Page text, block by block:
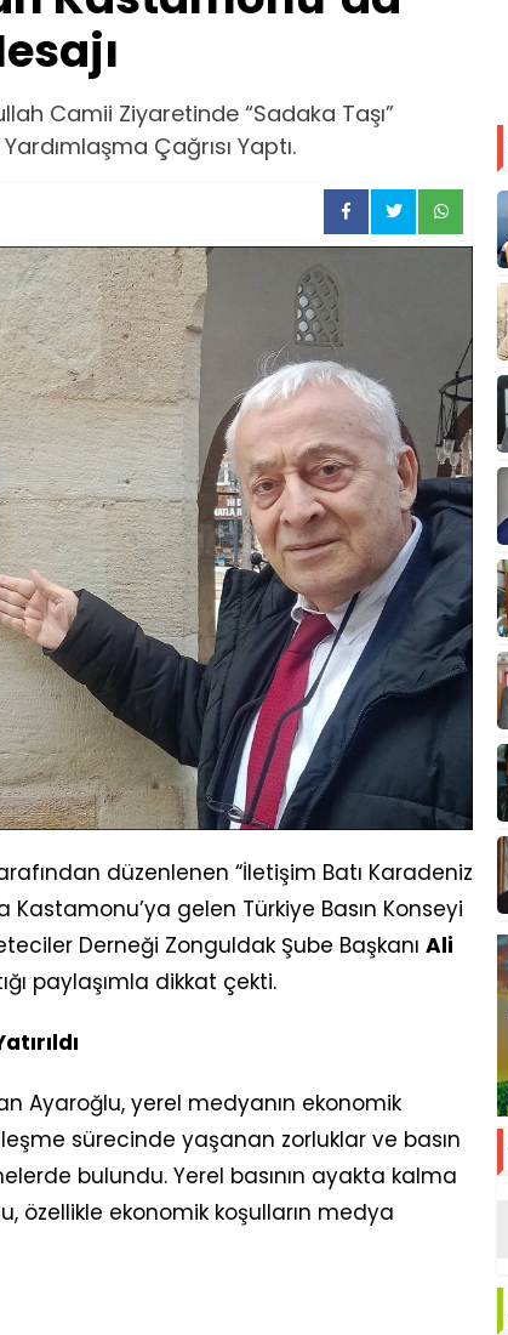
Camii Ziyaretinde “Sadaka Taşı”
Çağrısı Yaptı.
düzenlenen “İletişim Batı Karadeniz
Kastamonu’ya gelen Türkiye Basın Konseyi
Derneği Zonguldak Şube Başkanı Ali
paylaşımla dikkat çekti.
Ayaroğlu, yerel medyanın ekonomik
sürecinde yaşanan zorluklar ve basın
bulundu. Yerel basının ayakta kalma
özellikle ekonomik koşulların medya